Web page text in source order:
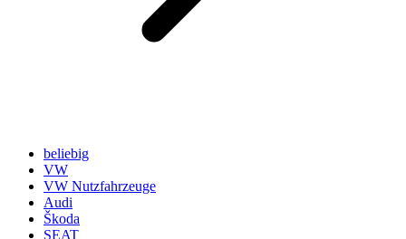
beliebig
VW
VW Nutzfahrzeuge
Audi
Škoda
SEAT